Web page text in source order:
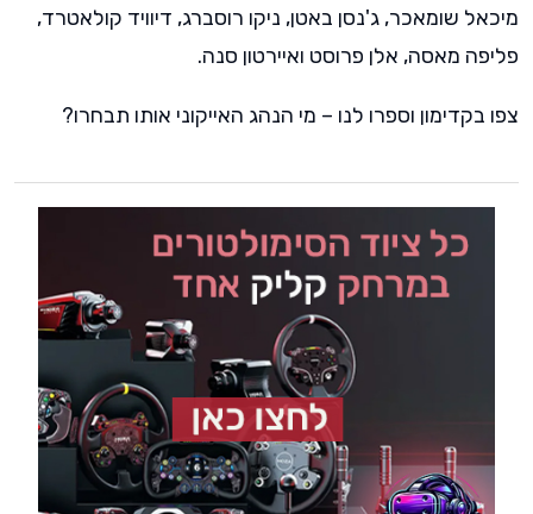
מיכאל שומאכר, ג'נסן באטן, ניקו רוסברג, דיוויד קולאטרד,
פליפה מאסה, אלן פרוסט ואיירטון סנה.
צפו בקדימון וספרו לנו – מי הנהג האייקוני אותו תבחרו?